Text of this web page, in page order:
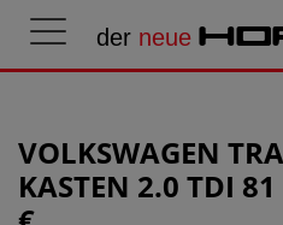
der neue
VOLKSWAGEN
KASTEN 2.0 TDI